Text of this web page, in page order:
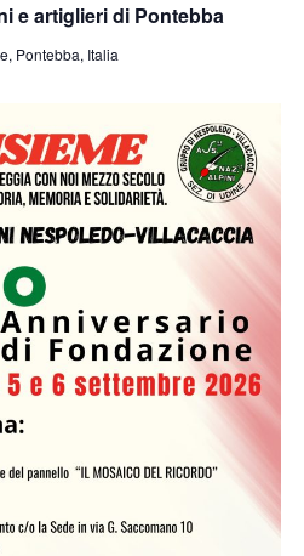
e artiglieri di Pontebba
Pontebba, Italia